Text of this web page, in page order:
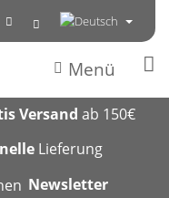
Menü
Versand ab 150€
Lieferung
Newsletter